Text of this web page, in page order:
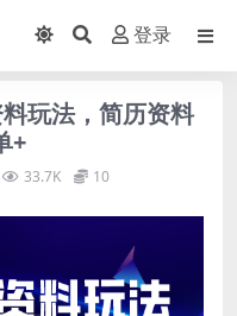
登录
料玩法，简历资料
+
33.7K 10